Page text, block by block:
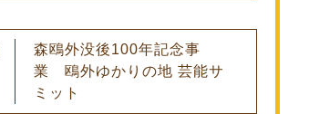
森鴎外没後100年記念事
業 鴎外ゆかりの地 芸能サ
ミット